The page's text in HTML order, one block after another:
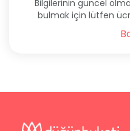
Bilgilerinin güncel
bulmak için lütfen